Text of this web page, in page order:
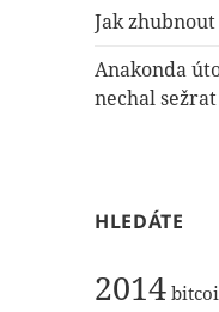
Jak
Anakonda
nechal
HLEDÁTE
2014